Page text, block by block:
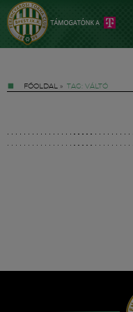
FŐOLDAL » TAG: VÁLTÓ
Hírek